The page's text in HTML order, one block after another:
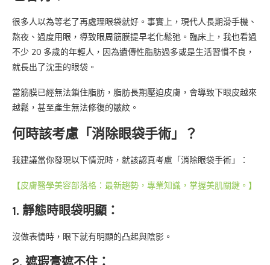
很多人以為等老了再處理眼袋就好。事實上，現代人長期滑手機、
熬夜、過度用眼，導致眼周筋膜提早老化鬆弛。臨床上，我也看過
不少 20 多歲的年輕人，因為遺傳性脂肪過多或是生活習慣不良，
就長出了沈重的眼袋。
當筋膜已經無法鎖住脂肪，脂肪長期壓迫皮膚，會導致下眼皮越來
越鬆，甚至產生無法修復的皺紋。
何時該考慮「消除眼袋手術」？
我建議當你發現以下情況時，就該認真考慮「消除眼袋手術」：
【皮膚醫學美容部落格：最新趨勢，專業知識，掌握美肌關鍵。】
1. 靜態時眼袋明顯：
沒做表情時，眼下就有明顯的凸起與陰影。